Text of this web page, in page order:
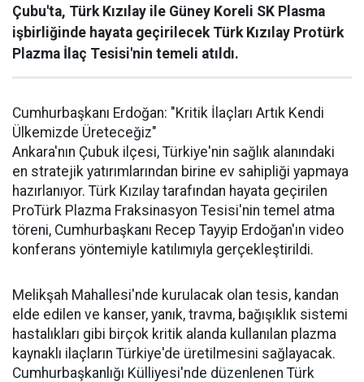
Çubu'ta, Türk Kızılay ile Güney Koreli SK Plasma
işbirliğinde hayata geçirilecek Türk Kızılay Protürk
Plazma İlaç Tesisi'nin temeli atıldı.
Cumhurbaşkanı Erdoğan: "Kritik İlaçları Artık Kendi
Ülkemizde Üreteceğiz"
Ankara'nın Çubuk ilçesi, Türkiye'nin sağlık alanındaki
en stratejik yatırımlarından birine ev sahipliği yapmaya
hazırlanıyor. Türk Kızılay tarafından hayata geçirilen
ProTürk Plazma Fraksinasyon Tesisi'nin temel atma
töreni, Cumhurbaşkanı Recep Tayyip Erdoğan'ın video
konferans yöntemiyle katılımıyla gerçekleştirildi.
Melikşah Mahallesi'nde kurulacak olan tesis, kandan
elde edilen ve kanser, yanık, travma, bağışıklık sistemi
hastalıkları gibi birçok kritik alanda kullanılan plazma
kaynaklı ilaçların Türkiye'de üretilmesini sağlayacak.
Cumhurbaşkanlığı Külliyesi'nde düzenlenen Türk